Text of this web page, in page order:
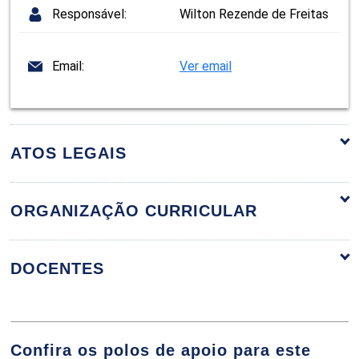
Responsável: Wilton Rezende de Freitas
Email: Ver email
ATOS LEGAIS
ORGANIZAÇÃO CURRICULAR
ANÁLISE DAS DEMONSTRAÇÕES
DOCENTES
Confira os polos de apoio para este